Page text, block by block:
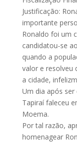
Justificação:
importante
Ronaldo foi um
candidatou-se
quando a
valor e resolveu
a cidade,
Um dia após
Tapiraí faleceu
Moema.
Por tal razão,
homenagear